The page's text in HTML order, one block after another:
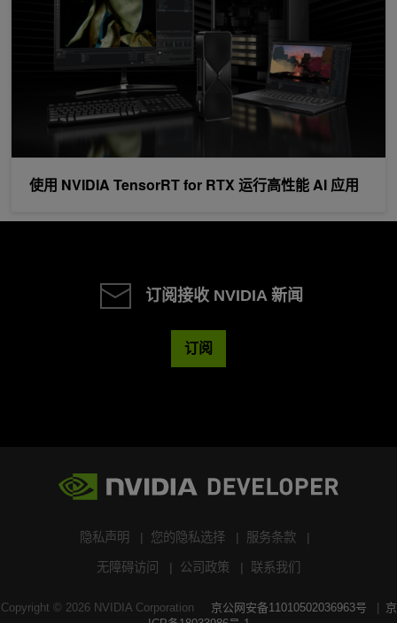
使用 NVIDIA TensorRT for RTX 运行高性能 AI 应用
订阅接收 NVIDIA 新闻
订阅
隐私声明 您的隐私选择 服务条款
无障碍访问 公司政策 联系我们
Copyright © 2026NVIDIA Corporation 京公网安备11010502036963号
京